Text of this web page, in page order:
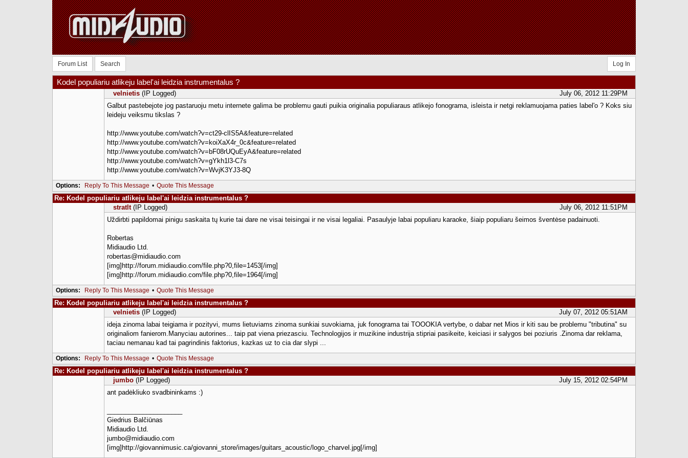
Forum List Search Log In
Kodel populiariu atlikeju label'ai leidzia instrumentalus ?
velnietis (IP Logged)
July 06, 2012 11:29PM
Galbut pastebejote jog pastaruoju metu internete galima be problemu gauti puikia originalia populiaraus atlikejo fonograma, isleista ir netgi reklamuojama paties label'o ? Koks siu
leideju veiksmu tikslas ?
http://www.youtube.com/watch?v=ct29-clIS5A&feature=related
http://www.youtube.com/watch?v=koiXaX4r_0c&feature=related
http://www.youtube.com/watch?v=bF08rUQuEyA&feature=related
http://www.youtube.com/watch?v=gYkh1l3-C7s
http://www.youtube.com/watch?v=WvjK3YJ3-8Q
Options: Reply To This Message • Quote This Message
Re: Kodel populiariu atlikeju label'ai leidzia instrumentalus ?
stratlt (IP Logged)
July 06, 2012 11:51PM
Uždirbti papildomai pinigu saskaita tų kurie tai dare ne visai teisingai ir ne visai legaliai. Pasaulyje labai populiaru karaoke, šiaip populiaru šeimos šventėse padainuoti.
Robertas
Midiaudio Ltd.
robertas@midiaudio.com
[img]http://forum.midiaudio.com/file.php?0,file=1453[/img]
[img]http://forum.midiaudio.com/file.php?0,file=1964[/img]
Options: Reply To This Message • Quote This Message
Re: Kodel populiariu atlikeju label'ai leidzia instrumentalus ?
velnietis (IP Logged)
July 07, 2012 05:51AM
ideja zinoma labai teigiama ir pozityvi, mums lietuviams zinoma sunkiai suvokiama, juk fonograma tai TOOOKIA vertybe, o dabar net Mios ir kiti sau be problemu "tributina" su
originaliom fanierom.Manyciau autorines... taip pat viena priezasciu. Technologijos ir muzikine industrija stipriai pasikeite, keiciasi ir salygos bei poziuris .Zinoma dar reklama,
taciau nemanau kad tai pagrindinis faktorius, kazkas uz to cia dar slypi ...
Options: Reply To This Message • Quote This Message
Re: Kodel populiariu atlikeju label'ai leidzia instrumentalus ?
jumbo (IP Logged)
July 15, 2012 02:54PM
ant padėkliuko svadbininkams :)
Giedrius Balčiūnas
Midiaudio Ltd.
jumbo@midiaudio.com
[img]http://giovannimusic.ca/giovanni_store/images/guitars_acoustic/logo_charvel.jpg[/img]